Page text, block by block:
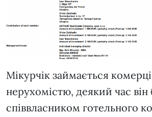
Мікурчік займається
нерухомістю, деякий час він
співвласником готельного